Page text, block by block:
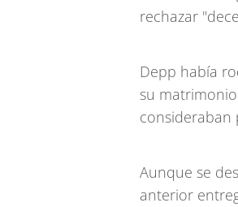
rechazar
Depp había
su
Aunque se
anterior